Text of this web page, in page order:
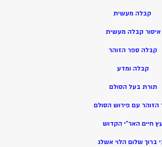
קבלה מעשית
איסור קבלה מעשית
קבלה ספר הזוהר
קבלה ומדע
תורת בעל הסולם
הזוהר עם פירוש הסולם
חיים האר”י הקדוש
ברוך שלום הלוי אשלג